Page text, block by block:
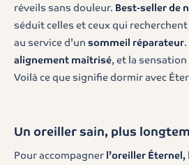
réveils sans douleur. Best-seller de
séduit celles et ceux qui recherchent
au service d’un sommeil réparateur.
alignement maîtrisé, et la sensation
Voilà ce que signifie dormir avec
Un oreiller sain, plus
Pour accompagner l’oreiller Éternel,